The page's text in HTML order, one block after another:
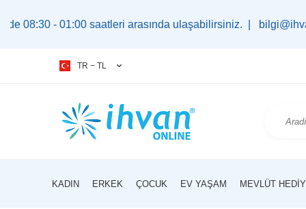
saatleri arasında ulaşabilirsiniz. | bilgi@ihvan.com.tr
TR − TL
KADIN ERKEK ÇOCUK EV YAŞAM MEVLÜT